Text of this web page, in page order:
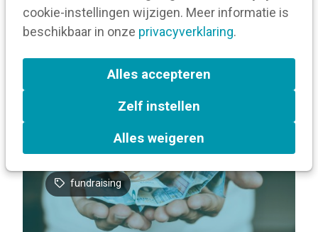
cookie-instellingen wijzigen. Meer informatie is
beschikbaar in onze privacyverklaring.
Alles accepteren
Zelf instellen
Alles weigeren
m
Over Kortom online - Hoe versterk je als
socialprofitorganisatie de rol van donateurs en
In de kijker Sociale media
fundraising